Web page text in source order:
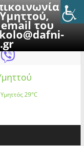
με
email του
2026
Υμηττός29°C